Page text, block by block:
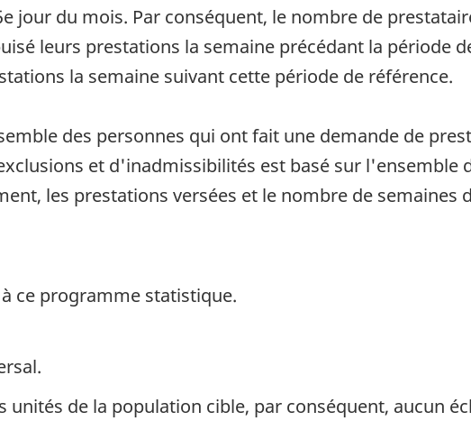
jour du mois. Par conséquent, le nombre de
leurs prestations la semaine précédant la période
la semaine suivant cette période de référence.
des personnes qui ont fait une demande de
et d'inadmissibilités est basé sur l'ensemble
les prestations versées et le nombre de semaines
ce programme statistique.
unités de la population cible, par conséquent, aucun